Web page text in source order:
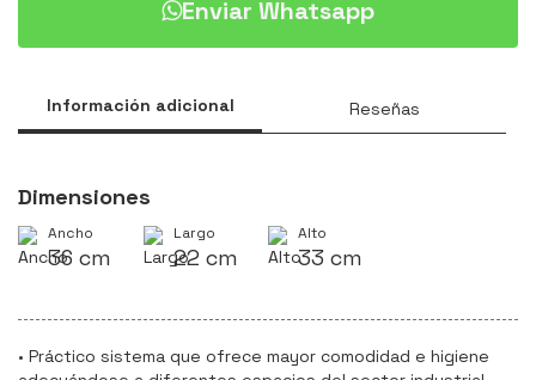
Enviar Whatsapp
Información adicional Reseñas
Dimensiones
Ancho
36 cm
Largo
22 cm
Alto
33 cm
• Práctico sistema que ofrece mayor comodidad e higiene